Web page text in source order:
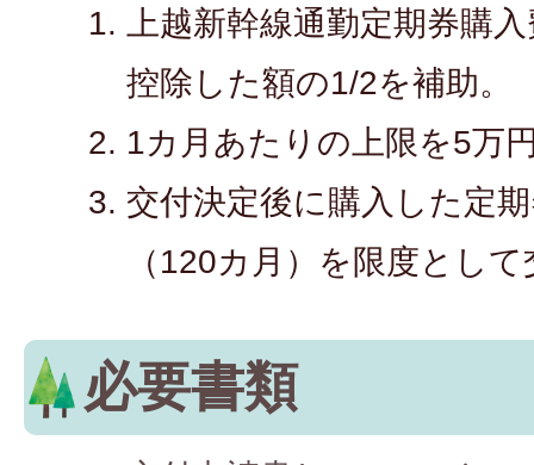
上越新幹線通勤定期券購
控除した額の1/2を補助。
1カ月あたりの上限を5万
交付決定後に購入した定
（120カ月）を限度とし
必要書類